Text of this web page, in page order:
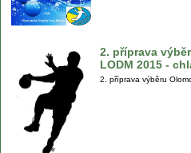
2. příprava
LODM 2015 -
2. příprava výběru